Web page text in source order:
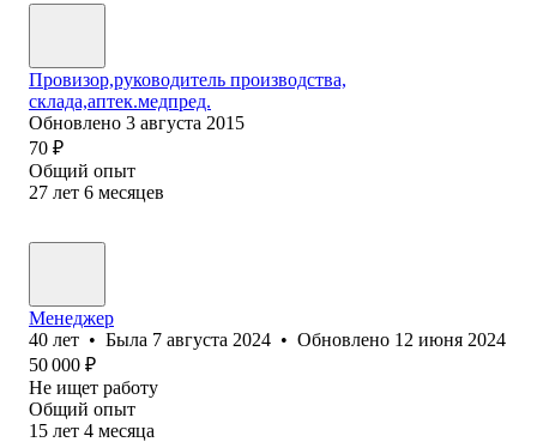
Провизор,руководитель производства,
склада,аптек.медпред.
Обновлено 3 августа 2015
70 ₽
Общий опыт
27 лет 6 месяцев
Менеджер
40 лет • Была 7 августа 2024 • Обновлено 12 июня 2024
50 000 ₽
Не ищет работу
Общий опыт
15 лет 4 месяца